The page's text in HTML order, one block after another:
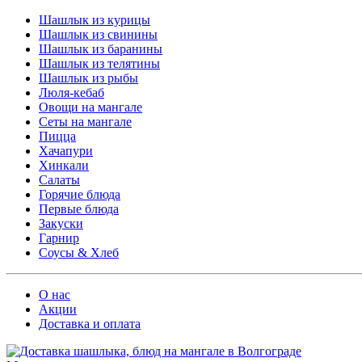
Шашлык из курицы
Шашлык из свинины
Шашлык из баранины
Шашлык из телятины
Шашлык из рыбы
Люля-кебаб
Овощи на мангале
Cеты на мангале
Пицца
Хачапури
Хинкали
Салаты
Горячие блюда
Первые блюда
Закуски
Гарнир
Соусы & Хлеб
О нас
Акции
Доставка и оплата